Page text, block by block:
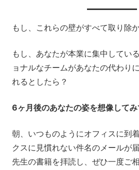
もし、これらの壁がすべて取り除
もし、あなたが本業に集中してい
ョナルなチームがあなたの代わり
れるとしたら？
6ヶ月後のあなたの姿を想像してみ
朝、いつものようにオフィスに到
クスに見慣れない件名のメール
先生の書籍を拝読し、ぜひ一度ご